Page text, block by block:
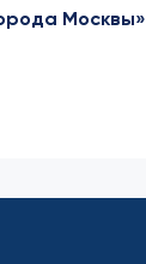
Москвы»